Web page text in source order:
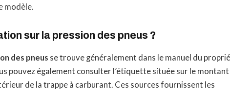
modèle.
sur la pression des pneus ?
des pneus se trouve généralement dans le manuel du
pouvez également consulter l’étiquette située sur le montant
de la trappe à carburant. Ces sources fournissent les